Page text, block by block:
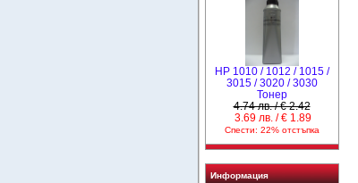
HP 1010 / 1012 / 1015 /
3015 / 3020 / 3030
Тонер
4.74 лв. / € 2.42
3.69 лв. / € 1.89
Спести: 22% отстъпка
Информация